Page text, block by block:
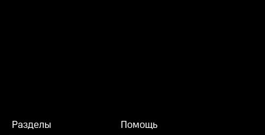
Разделы Помощь